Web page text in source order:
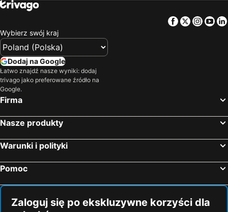
Facebook
Twitter
Wybierz swój kraj
Dodaj na Google
Łatwo znajdź nasze wyniki: dodaj
trivago jako preferowane źródło na
Google.
Firma
Nasze produkty
Warunki i polityki
Pomoc
Zaloguj się po ekskluzywne korzyści dla